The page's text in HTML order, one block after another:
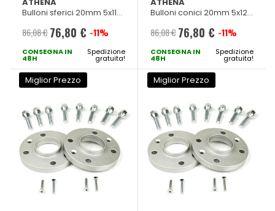
ATHENA
Bulloni sferici 20mm 5x112
86,08 € Prezzo
speciale
76,80 € -11%
CONSEGNA IN
48H
Spedizione
gratuita!
ATHENA
Bulloni conici 20mm 5x120
86,08 € Prezzo
speciale
76,80 € -11%
CONSEGNA IN
48H
Spedizione
gratuita!
Miglior Prezzo Miglior Prezzo